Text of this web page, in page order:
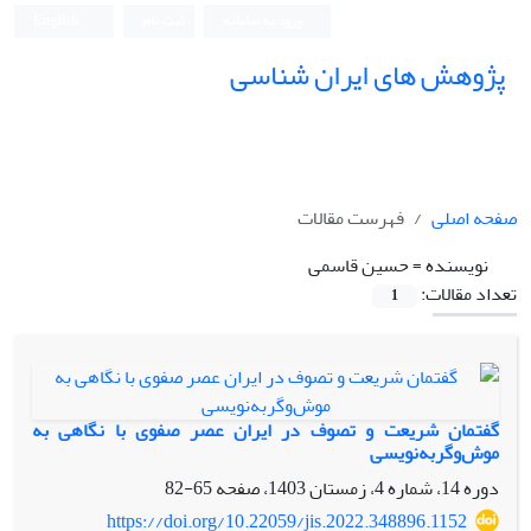
پژوهش های ایران شناسی
صفحه اصلی
فهرست مقالات
نویسنده =حسین قاسمی
تعداد مقالات:
1
گفتمان شریعت و تصوف در ایران عصر صفوی با نگاهی به
موش‌وگربه‌نویسی
دوره 14، شماره 4، زمستان 1403، صفحه
65-82
https://doi.org/10.22059/jis.2022.348896.1152